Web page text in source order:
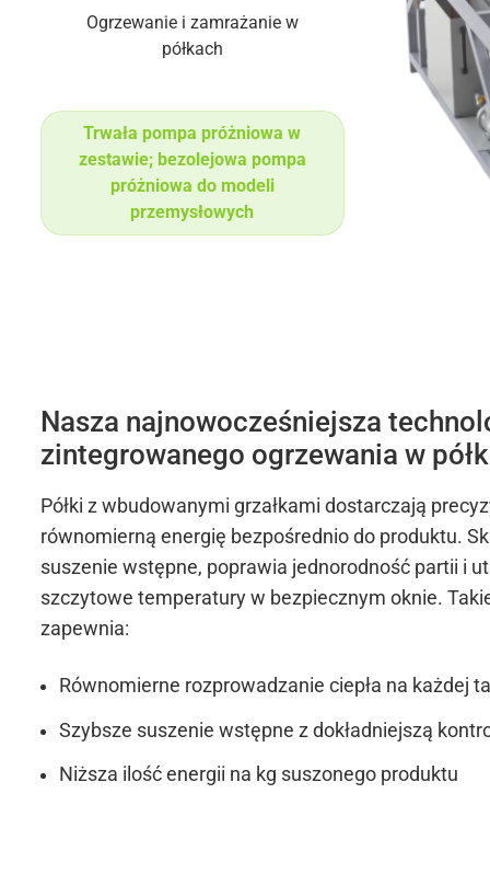
Ogrzewanie i zamrażanie w
półkach
Trwała pompa próżniowa w
zestawie; bezolejowa pompa
próżniowa do modeli
przemysłowych
Nasza najnowocześniejsza
zintegrowanego ogrzewania w
Półki z wbudowanymi grzałkami dostarczają
równomierną energię bezpośrednio do produktu.
suszenie wstępne, poprawia jednorodność partii i
szczytowe temperatury w bezpiecznym oknie.
zapewnia:
Równomierne rozprowadzanie ciepła na każdej
Szybsze suszenie wstępne z dokładniejszą
Niższa ilość energii na kg suszonego produktu